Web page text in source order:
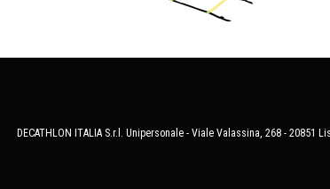
DECATHLON ITALIA S.r.l. Unipersonale - Viale Valassina, 268 - 20851